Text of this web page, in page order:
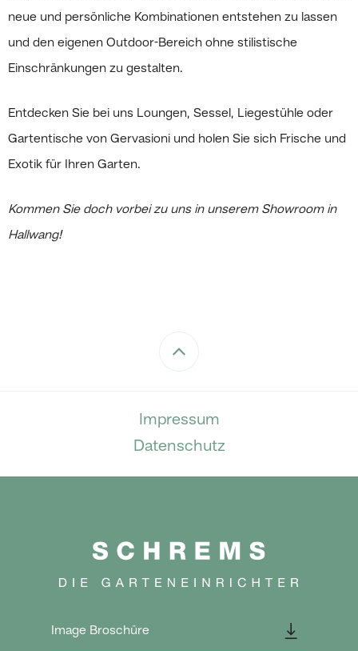
neue und persönliche Kombinationen entstehen zu lassen
und den eigenen Outdoor-Bereich ohne stilistische
Einschränkungen zu gestalten.
Entdecken Sie bei uns Loungen, Sessel, Liegestühle oder
Gartentische von Gervasioni und holen Sie sich Frische und
Exotik für Ihren Garten.
Kommen Sie doch vorbei zu uns in unserem Showroom in
Hallwang!
Impressum
Datenschutz
Image Broschüre 👇